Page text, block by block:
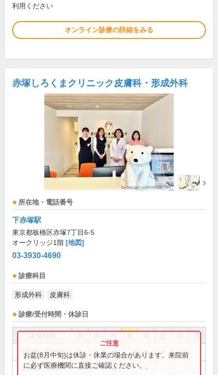
利用ください
オンライン診療の詳細をみる
赤塚しろくまクリニック皮膚科・形成外科
所在地・電話番号
下赤塚駅
東京都板橋区赤塚7丁目6-5
オークリッジ1階 [地図]
03-3930-4690
診療科目
形成外科 皮膚科
診療/受付時間・休診日
祝
10:00～13:00 ● ● ● ●
15:00～18:00 ● ● ●
お盆(8月中旬)は休診・休業の場合があります。来院前
に必ず医療機関に直接ご確認ください。